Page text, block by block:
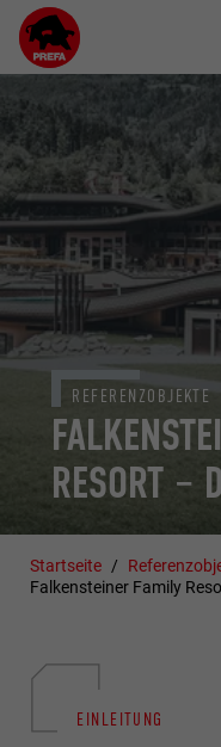
RESORT –
REFERENZOBJEKTE
Startseite
Falkensteiner Family
EINLEITUNG